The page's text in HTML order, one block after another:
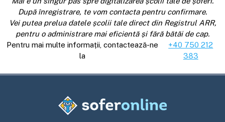
După înregistrare, te vom contacta pentru confirmare.
Vei putea prelua datele școlii tale direct din Registrul ARR,
pentru o administrare mai eficientă și fără bătăi de cap.
Pentru mai multe informații, contactează-ne
la
+40 750 212
383